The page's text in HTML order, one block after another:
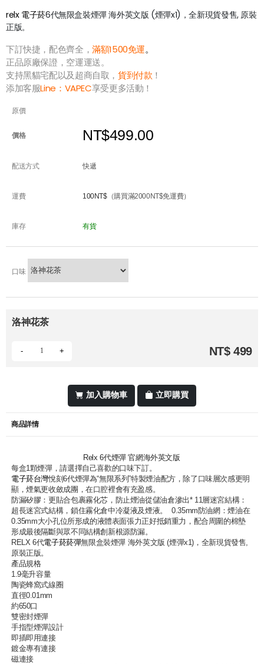
relx 電子菸6代無限盒裝煙彈 海外英文版 (煙彈x1)，全新現貨發售, 原裝
正版。
下訂快捷，配色齊全，滿額1500免運。
正品原廠保證，空運運送。
支持黑貓宅配以及超商自取，貨到付款 ！
添加客服Line： VAPEC享受更多活動！
原價
價格 NT$499.00
配送方式 快遞
運費 100NT$（購買滿2000NT$免運費）
庫存 有貨
口味
洛神花茶
- + NT$ 499
加入購物車 立即購買
商品詳情
Relx 6代煙彈 官網海外英文版
每盒1顆煙彈，請選擇自己喜歡的口味下訂。
電子菸台灣悅刻6代煙彈為“無限系列”特製煙油配方，除了口味層次感更明
顯，煙氣更收斂成團，在口腔裡會有充盈感。
防漏矽膠：更貼合包裹霧化芯，防止煙油從儲油倉滲出* 11層迷宮結構：
超長迷宮式結構，鎖住霧化倉中冷凝液及煙液。 0.35mm防油網：煙油在
0.35mm大小孔位所形成的液體表面張力正好抵銷重力，配合周圍的棉墊
形成最後隔斷與眾不同結構創新根源防漏。
RELX 6代電子菸菸彈無限盒裝煙彈 海外英文版 (煙彈x1)，全新現貨發售,
原裝正版。
產品規格
1.9毫升容量
陶瓷蜂窩式線圈
直徑0.01mm
約650口
雙密封煙彈
手指型煙彈設計
即插即用連接
鍍金專有連接
磁連接